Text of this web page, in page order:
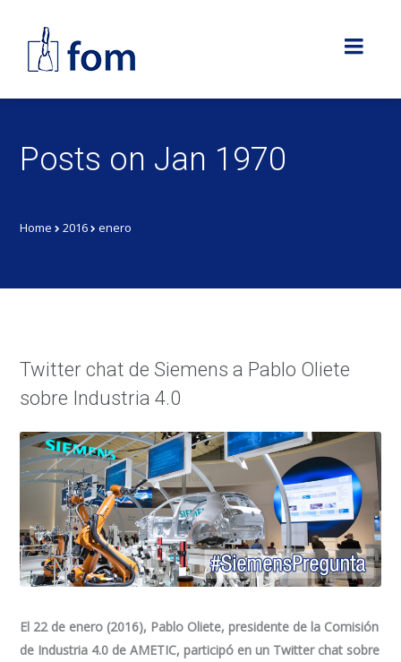
Posts on Jan 1970
Home 2016 enero
Twitter chat de Siemens a Pablo Oliete
sobre Industria 4.0
El 22 de enero (2016), Pablo Oliete, presidente de la Comisión
de Industria 4.0 de AMETIC, participó en un Twitter chat sobre